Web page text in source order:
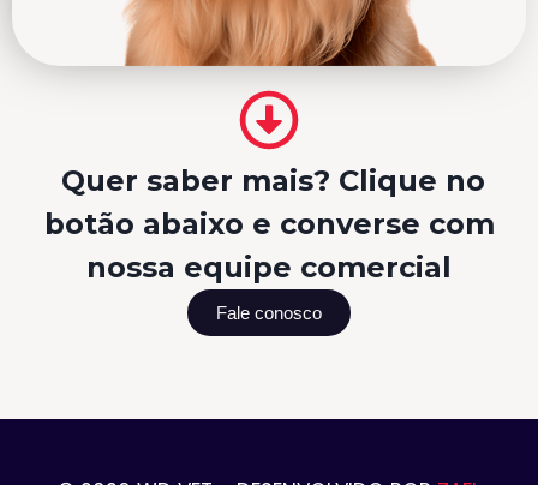
Quer saber mais? Clique no
botão abaixo e converse com
nossa equipe comercial
Fale conosco